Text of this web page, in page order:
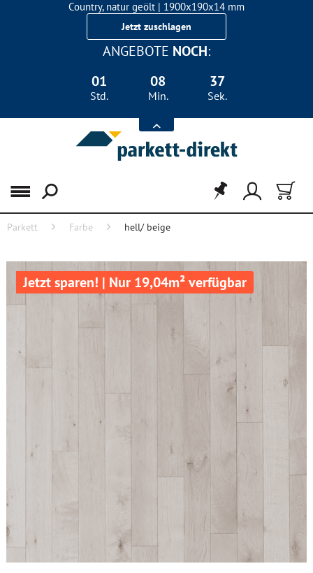
Country, natur geölt | 1900x190x14 mm
Landhausdiele Eiche für nur 29,90 €/m²
Jetzt zuschlagen
ANGEBOTE NOCH:
01
Std.
08
Min.
37
Sek.
Menü
Parkett Farbe hell/ beige
Jetzt sparen! | Nur 19,04m² verfügbar